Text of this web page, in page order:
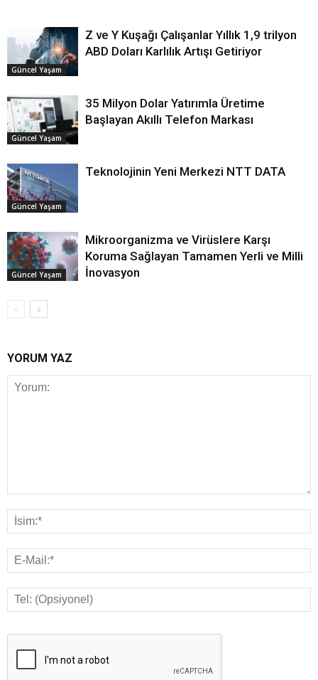
Güncel Yaşam
Z ve Y Kuşağı Çalışanlar Yıllık 1,9 trilyon
ABD Doları Karlılık Artışı Getiriyor
Güncel Yaşam
35 Milyon Dolar Yatırımla Üretime
Başlayan Akıllı Telefon Markası
Güncel Yaşam
Teknolojinin Yeni Merkezi NTT DATA
Güncel Yaşam
Mikroorganizma ve Virüslere Karşı
Koruma Sağlayan Tamamen Yerli ve Milli
İnovasyon
YORUM YAZ